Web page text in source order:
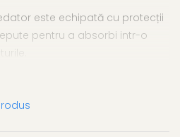
este echipată cu protecții
pentru a absorbi intr-o
asigură o rezistență